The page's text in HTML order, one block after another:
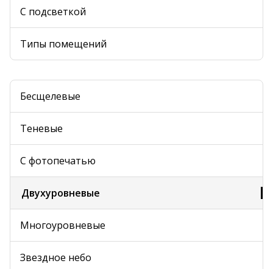
С подсветкой
Типы помещений
Бесщелевые
Теневые
С фотопечатью
Двухуровневые
Многоуровневые
Звездное небо